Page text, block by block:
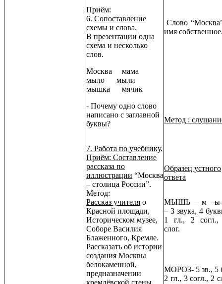
Приём:
6. Сопоставление
схемы и слова.
В презентации одна
схема и несколько
слов.
Москва мама
мыло мыли
мышка мячик
- Почему одно слово
написано с заглавной
буквы?
7. Работа по учебнику.
Приём: Составление
рассказа по
иллюстрации “Москва
– столица России”.
Метод:
Рассказ учителя о
Красной площади,
Историческом музее,
Соборе Василия
Блаженного, Кремле.
Рассказать об истории
создания Москвы
белокаменной,
предназначении
Слово
имя
Метод :
Образец устного
ответа
МЫШЬ – м
– 3 звука, 4
1 гл., 2
слог.
МОРОЗ- 5 зв., 5
2 гл., 3 согл., 2